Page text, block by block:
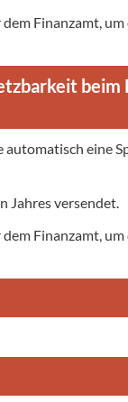
Finanzamt,
beim
eine
Jahres versendet.
Finanzamt,